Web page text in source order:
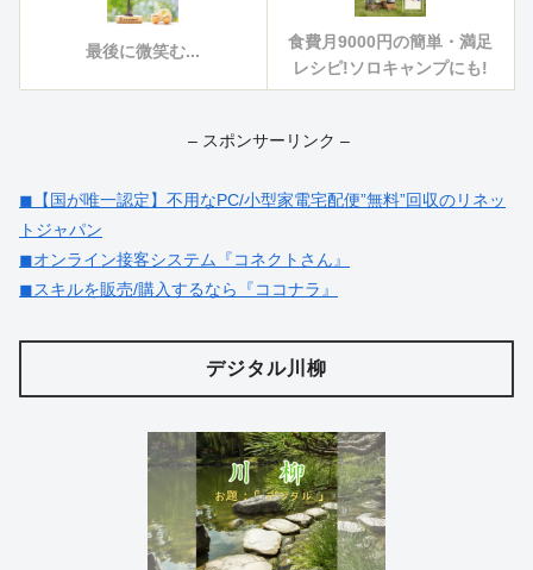
最後に微笑む...
食費月9000円の簡単・満足
レシピ!ソロキャンプにも!
– スポンサーリンク –
◼︎【国が唯一認定】不用なPC/小型家電宅配便”無料”回収のリネッ
トジャパン
◼︎オンライン接客システム『コネクトさん』
◼︎スキルを販売/購入するなら『ココナラ』
デジタル川柳